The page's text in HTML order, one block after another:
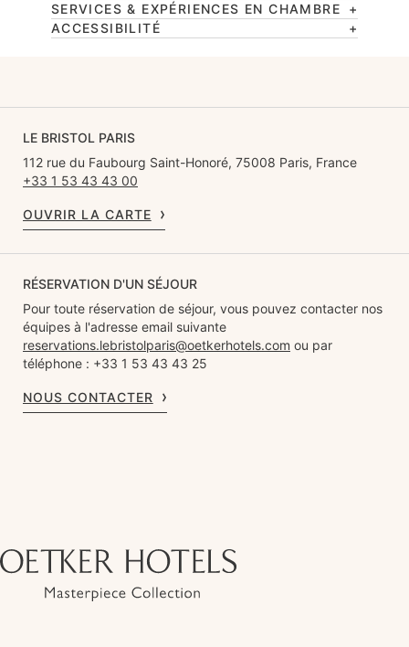
SERVICES & EXPÉRIENCES EN CHAMBRE
ACCESSIBILITÉ
LE BRISTOL PARIS
112 rue du Faubourg Saint-Honoré, 75008 Paris, France
+33 1 53 43 43 00
OUVRIR LA CARTE
RÉSERVATION D'UN SÉJOUR
Pour toute réservation de séjour, vous pouvez contacter nos
équipes à l'adresse email suivante
reservations.lebristolparis@oetkerhotels.com ou par
téléphone : +33 1 53 43 43 25
NOUS CONTACTER